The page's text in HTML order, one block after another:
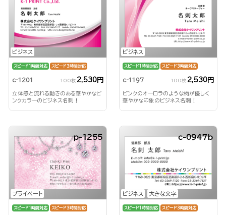
ビジネス
スピード1時間対応 スピード3時間対応
c-1201 100枚 2,530円
立体感と流れる動きのある華やかなピ
ンクカラーのビジネス名刺！
ビジネス
スピード1時間対応 スピード3時間対応
c-1197 100枚 2,530円
ピンクのオーロラのような柄が優しく
華やかな印象のビジネス名刺！
プライベート
p-1255
スピード1時間対応 スピード3時間対応
ビジネス 大きな文字
c-0947b
スピード1時間対応 スピード3時間対応